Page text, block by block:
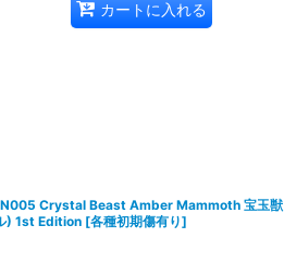
カートに入れる
Crystal Beast Amber Mammoth 宝玉獣
) 1st Edition [各種初期傷有り]